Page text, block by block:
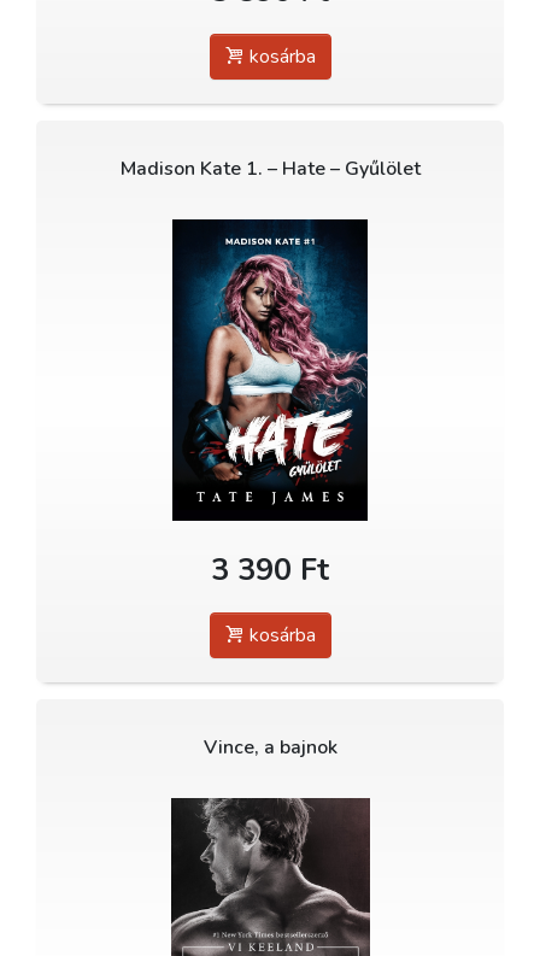
kosárba
Madison Kate 1. – Hate – Gyűlölet
3 390 Ft
kosárba
Vince, a bajnok